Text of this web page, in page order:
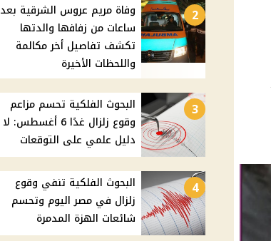
2
وفاة مريم عروس الشرقية بعد
ساعات من زفافها والدتها
تكشف تفاصيل أخر مكالمة
واللحظات الأخيرة
3
البحوث الفلكية تحسم مزاعم
وقوع زلزال غدًا 6 أغسطس: لا
دليل علمي على التوقعات
4
البحوث الفلكية تنفي وقوع
زلزال في مصر اليوم وتحسم
شائعات الهزة المدمرة